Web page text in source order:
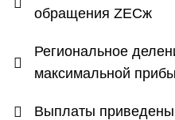
обращения ZECж
Региональное
максимальной
Выплаты приведены